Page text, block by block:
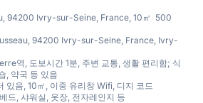
94200 Ivry-sur-Seine, France, 10㎡ 500
94200 Ivry-sur-Seine, France, Ivry-
역, 도보시간 1분, 주변 교통, 생활 편리함; 식
, 약국 등 있음
있음, 10㎡, 이중 유리창 Wifi, 디지 코드
드, 샤워실, 옷장, 전자레인지 등